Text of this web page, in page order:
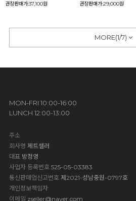
권장판매가:37,100원 권장판매가:29,000원
MORE(1/7)
MON-FRI 10:00-16:00
LUNCH 12:00-13:00
주소
회사명 제트셀러
대표방정영
사업자 등록번호 525-05-03383
통신판매업신고번호 제2021-성남중원-0797호
개인정보책임자
이메일 zseller@naver.com